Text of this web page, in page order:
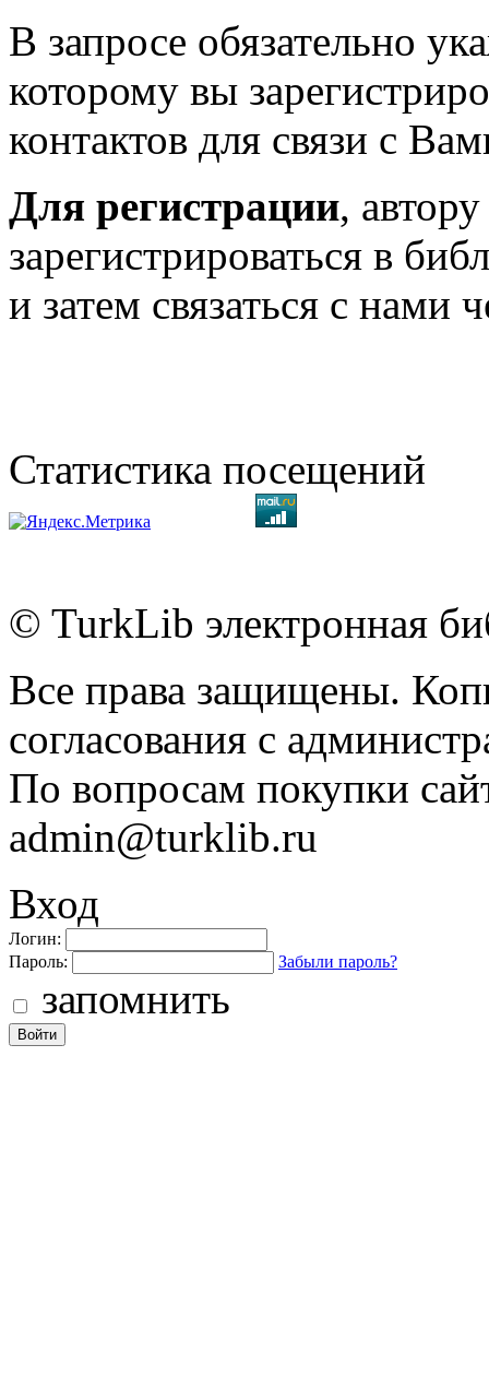
В запросе обязательно
которому вы
контактов для связи с
Для регистрации,
зарегистрироваться в
и затем связаться с нами
Статистика посещений
© TurkLib электронная
Все права защищены.
согласования с
По вопросам покупки
admin@turklib.ru
Вход
Логин:
Пароль:
Забыли пароль?
запомнить